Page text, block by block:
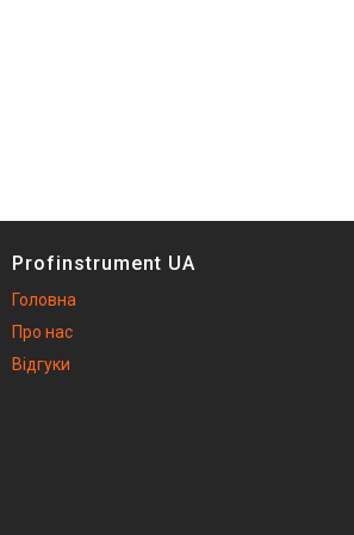
Profinstrument UA
Головна
Про нас
Відгуки